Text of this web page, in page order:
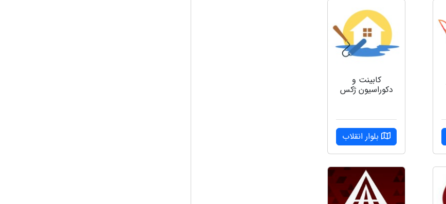
کابینت و
دکوراسیون ژکس
بلوار انقلاب